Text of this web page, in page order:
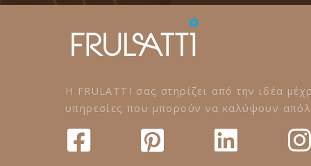
Η FRULATTI σας στηρίζει από την ιδέα
υπηρεσίες που μπορούν να καλύψουν